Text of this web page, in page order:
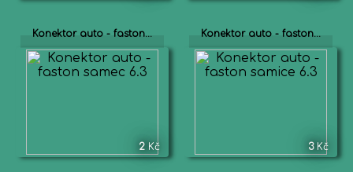
Konektor auto - faston...
2 Kč
Konektor auto - faston...
3 Kč